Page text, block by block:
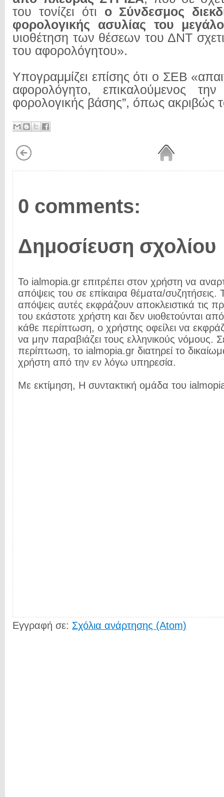
του τονίζει ότι ο Σύνδεσμος
φορολογικής ασυλίας του
υιοθέτηση των θέσεων του ΔΝΤ
του αφορολόγητου».
Υπογραμμίζει επίσης ότι ο ΣΕΒ
αφορολόγητο, επικαλούμενος
φορολογικής βάσης”, όπως ακριβώς
0 comments:
Δημοσίευση σχολίου
Το ialmopia.gr επιτρέπει στον χρήστη να
απόψεις του σε επίκαιρα θέματα/συζητήσεις.
απόψεις αυτές εκφράζουν αποκλειστικά τις
του εκάστοτε χρήστη και δεν υιοθετούνται
κάθε περίπτωση, ο χρήστης οφείλει να
να μην παραβιάζει τους ελληνικούς νόμους.
περίπτωση, το ialmopia.gr διατηρεί το
χρήστη από την εν λόγω υπηρεσία.
Με εκτίμηση, Η συντακτική ομάδα του
Εγγραφή σε: Σχόλια ανάρτησης (Atom)